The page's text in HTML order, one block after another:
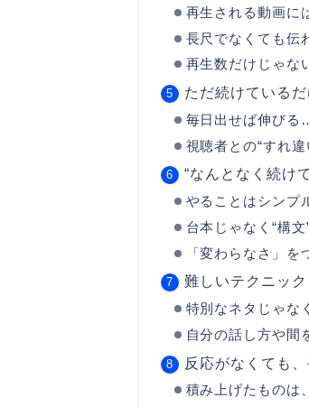
再生される動画に
長尺でなくても伝
再生数だけじゃな
ただ続けている
毎日出せば伸びる
視聴者との“すれ
“なんとなく続け
やることはシンプ
台本じゃなく“構文
「変わらなさ」を
難しいテクニック
特別なネタじゃな
自分の話し方や間
反応がなくても
積み上げたものは